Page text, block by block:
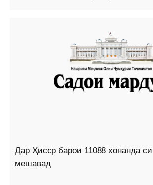
Дар Ҳисор барои 11088 хонанда
мешавад